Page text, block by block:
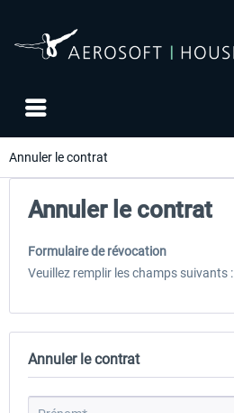
Annuler le contrat
24h FREE
Annuler le contrat
Formulaire de révocation
Veuillez remplir les champs suivants :
Annuler le contrat